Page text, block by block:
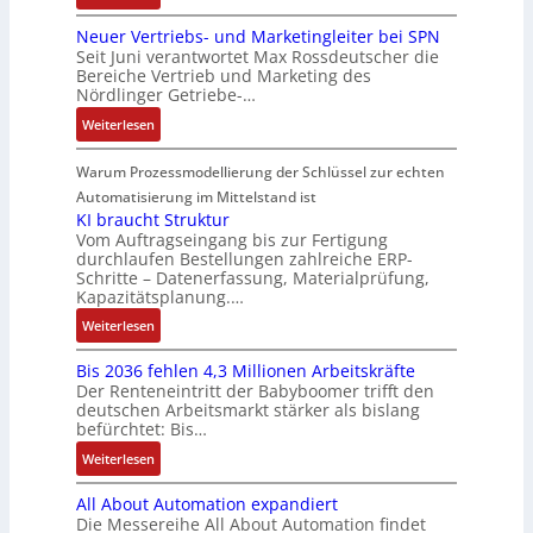
e
e
n
ü
r
s
i
c
h
e
r
e
E
n
t
w
i
c
k
l
u
n
g
e
n
l
a
g
e
n
b
a
u
P
o
s
i
t
i
v
e
M
o
m
e
n
t
t
e
u
e
r
u
n
g
o
n
A
G
V
u
n
d
b
o
t
i
k
e
g
r
a
o
n
i
n
F
a
n
u
c
C
N
C
-
S
y
t
e
m
t
e
c
h
n
i
k
-
G
e
s
c
h
ä
f
t
s
f
h
D
a
s
s
a
u
l
t
S
y
s
t
è
m
e
s
:
Q
2
-
E
r
g
Neuer Vertriebs- und Marketingleiter bei SPN
Seit Juni verantwortet Max Rossdeutscher die
Bereiche Vertrieb und Marketing des
Nördlinger Getriebe-…
Weiterlesen:
N
e
e
r
V
e
r
t
r
i
e
b
s
-
u
n
Warum Prozessmodellierung der Schlüssel zur echten
Automatisierung im Mittelstand ist
KI braucht Struktur
Vom Auftragseingang bis zur Fertigung
durchlaufen Bestellungen zahlreiche ERP-
Schritte – Datenerfassung, Materialprüfung,
Kapazitätsplanung.…
Weiterlesen:
K
I
b
r
a
u
c
h
t
Bis 2036 fehlen 4,3 Millionen Arbeitskräfte
Der Renteneintritt der Babyboomer trifft den
deutschen Arbeitsmarkt stärker als bislang
befürchtet: Bis…
Weiterlesen:
B
i
s
All About Automation expandiert
Die Messereihe All About Automation findet